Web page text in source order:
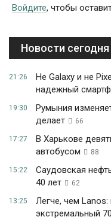
Войдите, чтобы
Новости сегодня
21:26
Не Galaxy и не
надежный
19:30
Румыния
делает
66
17:27
В Харькове
автобусом
88
15:22
Саудовская
40 лет
62
13:25
Легче, чем
экстремальный